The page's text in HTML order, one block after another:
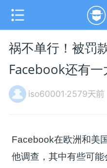
祸不单行！被罚
Facebook还有
iso60001·2579天前
Facebook在欧洲和美
他调查，其中有些可能